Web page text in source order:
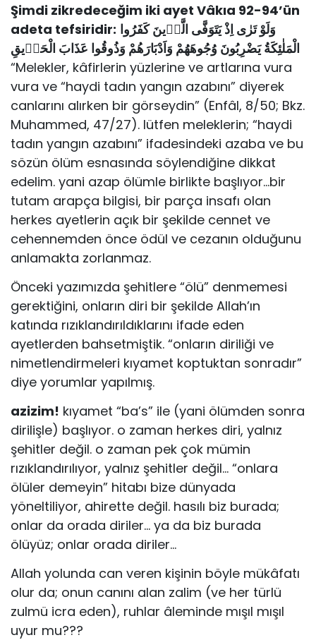
Şimdi zikredeceğim iki ayet Vâkıa 92-94’ün
adeta tefsiridir: وَلَوْ تَرٰى اِذْ يَتَوَفَّى الَّذٖينَ كَفَرُوا
الْمَلٰئِكَةُ يَضْرِبُونَ وُجُوهَهُمْ وَاَدْبَارَهُمْ وَذُوقُوا عَذَابَ الْحَرٖيقِ
“Melekler, kâfirlerin yüzlerine ve artlarına vura
vura ve “haydi tadın yangın azabını” diyerek
canlarını alırken bir görseydin” (Enfâl, 8/50; Bkz.
Muhammed, 47/27). lütfen meleklerin; “haydi
tadın yangın azabını” ifadesindeki azaba ve bu
sözün ölüm esnasında söylendiğine dikkat
edelim. yani azap ölümle birlikte başlıyor…bir
tutam arapça bilgisi, bir parça insafı olan
herkes ayetlerin açık bir şekilde cennet ve
cehennemden önce ödül ve cezanın olduğunu
anlamakta zorlanmaz.
Önceki yazımızda şehitlere “ölü” denmemesi
gerektiğini, onların diri bir şekilde Allah’ın
katında rızıklandırıldıklarını ifade eden
ayetlerden bahsetmiştik. “onların diriliği ve
nimetlendirmeleri kıyamet koptuktan sonradır”
diye yorumlar yapılmış.
azizim! kıyamet “ba’s” ile (yani ölümden sonra
dirilişle) başlıyor. o zaman herkes diri, yalnız
şehitler değil. o zaman pek çok mümin
rızıklandırılıyor, yalnız şehitler değil… “onlara
ölüler demeyin” hitabı bize dünyada
yöneltiliyor, ahirette değil. hasılı biz burada;
onlar da orada diriler… ya da biz burada
ölüyüz; onlar orada diriler…
Allah yolunda can veren kişinin böyle mükâfatı
olur da; onun canını alan zalim (ve her türlü
zulmü icra eden), ruhlar âleminde mışıl mışıl
uyur mu???